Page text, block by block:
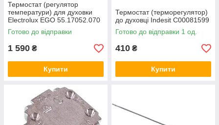
Термостат (регулятор
температури) для духовки
Electrolux EGO 55.17052.070
3890770237
Готово до відправки
1 590 ₴
Купити
Термостат (терморегулятор)
до духовці Indesit C00081599
Готово до відправки 1 од.
410 ₴
Купити